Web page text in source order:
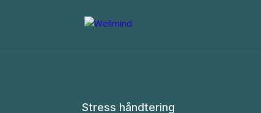
Stress håndtering